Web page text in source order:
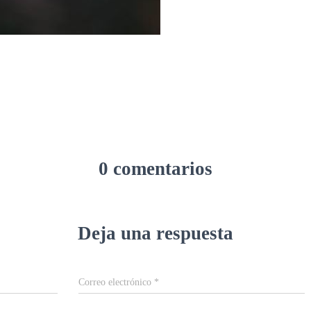
0 comentarios
Deja una respuesta
Correo electrónico *